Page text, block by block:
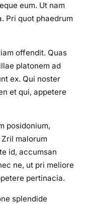
eum. Ut nam
Pri quot phaedrum
offendit. Quas
platonem ad
ex. Qui noster
et qui, appetere
posidonium,
malorum
id, accumsan
ne, ut pri meliore
pertinacia.
splendide